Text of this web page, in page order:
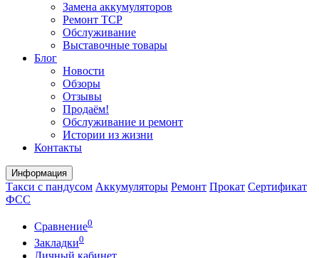
Замена аккумуляторов
Ремонт ТСР
Обслуживание
Выставочные товары
Блог
Новости
Обзоры
Отзывы
Продаём!
Обслуживание и ремонт
Истории из жизни
Контакты
Информация
Такси с пандусом Аккумуляторы Ремонт Прокат Сертификат
ФСС
Сравнение0
Закладки0
Личный кабинет